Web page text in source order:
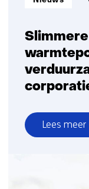
Lees meer
over